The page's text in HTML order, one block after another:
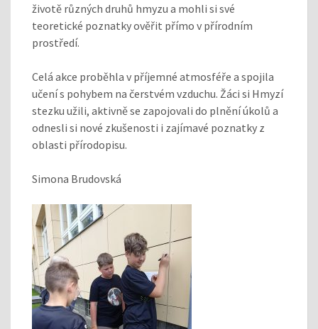
životě různých druhů hmyzu a mohli si své
teoretické poznatky ověřit přímo v přírodním
prostředí.
Celá akce proběhla v příjemné atmosféře a spojila
učení s pohybem na čerstvém vzduchu. Žáci si Hmyzí
stezku užili, aktivně se zapojovali do plnění úkolů a
odnesli si nové zkušenosti i zajímavé poznatky z
oblasti přírodopisu.
Simona Brudovská